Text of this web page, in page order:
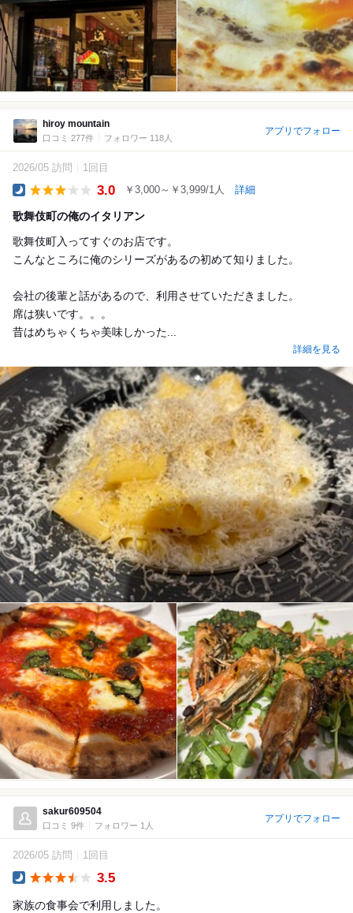
hiroy mountain
口コミ 277件 フォロワー 118人
アプリでフォロー
2026/05 訪問 1回目
3.0 ￥3,000～￥3,999/1人 詳細
歌舞伎町の俺のイタリアン
歌舞伎町入ってすぐのお店です。
こんなところに俺のシリーズがあるの初めて知りました。
会社の後輩と話があるので、利用させていただきました。
席は狭いです。。。
昔はめちゃくちゃ美味しかった...
詳細を見る
sakur609504
口コミ 9件 フォロワー 1人
アプリでフォロー
2026/05 訪問 1回目
3.5
家族の食事会で利用しました。